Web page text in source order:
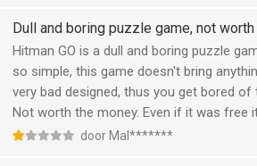
Dull and boring puzzle game, not
Hitman GO is a dull and boring puzzle
so simple, this game doesn't bring
very bad designed, thus you get bored of
Not worth the money. Even if it was free
door Mal*******